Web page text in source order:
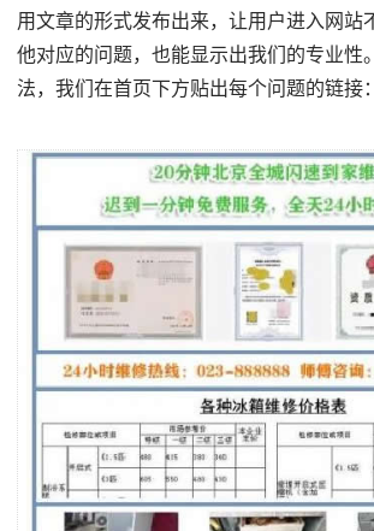
用文章的形式发布出来，让用户进入网站
他对应的问题，也能显示出我们的专业性
法，我们在首页下方贴出每个问题的链接：